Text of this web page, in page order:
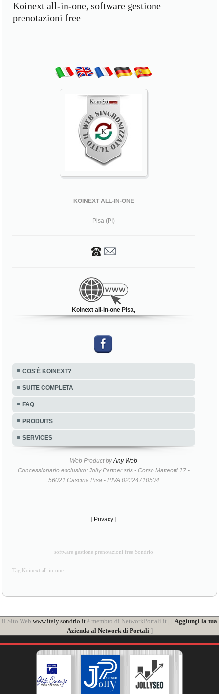
Koinext all-in-one, software gestione
prenotazioni free
KOINEXT ALL-IN-ONE
Pisa (PI)
Koinext all-in-one Pisa,
COS'È KOINEXT?
SUITE COMPLETA
FAQ
PRODUITS
SERVICES
Web Product byAny Web
Concessionario esclusivo: Jolly Partner srls - Corso Matteotti 17 -
56021 Cascina Pisa - P.IVA 02324710504
[ Privacy ]
software gestione prenotazioni free Sondrio
Tag Koinext all-in-one
il Sito Web www.italy.sondrio.it è membro di NetworkPortali.it | [ Aggiungi la tua
Azienda al Network di Portali]